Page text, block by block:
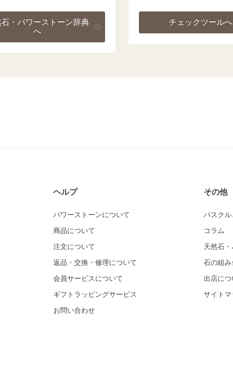
石・パワーストーン辞典
へ
チェックツールへ
ヘルプ
パワーストーンについて
商品について
注文について
返品・交換・修理について
会員サービスについて
ギフトラッピングサービス
お問い合わせ
その他
パスクル
コラム
天然石
石の組
出店につ
サイトマ